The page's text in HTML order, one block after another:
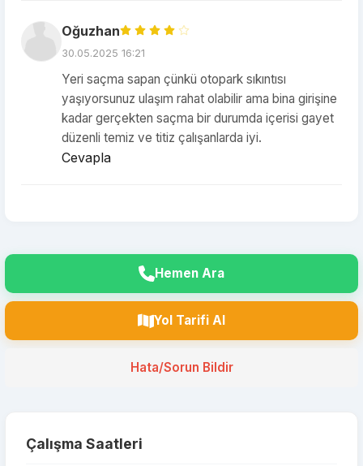
Oğuzhan
30.05.2025 16:21
Yeri saçma sapan çünkü otopark sıkıntısı
yaşıyorsunuz ulaşım rahat olabilir ama bina girişine
kadar gerçekten saçma bir durumda içerisi gayet
düzenli temiz ve titiz çalışanlarda iyi.
Cevapla
Hemen Ara
Yol Tarifi Al
Hata/Sorun Bildir
Çalışma Saatleri